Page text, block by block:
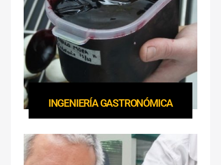
INGENIERÍA GASTRONÓMICA